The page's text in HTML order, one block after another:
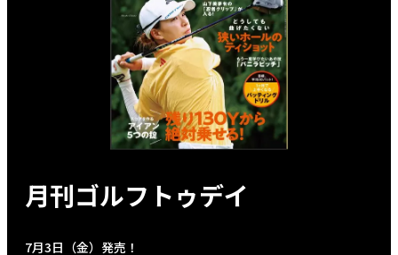
月刊ゴルフトゥデイ
7月3日（金）発売！